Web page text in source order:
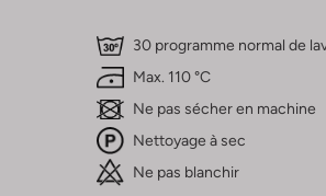
30 programme normal de
Max. 110 °C
Ne pas sécher en machine
Nettoyage à sec
Ne pas blanchir